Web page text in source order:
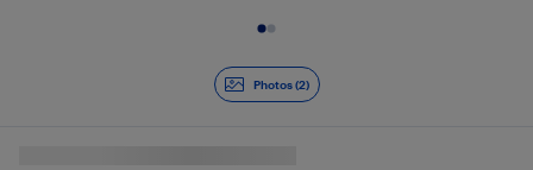
Photos (2)